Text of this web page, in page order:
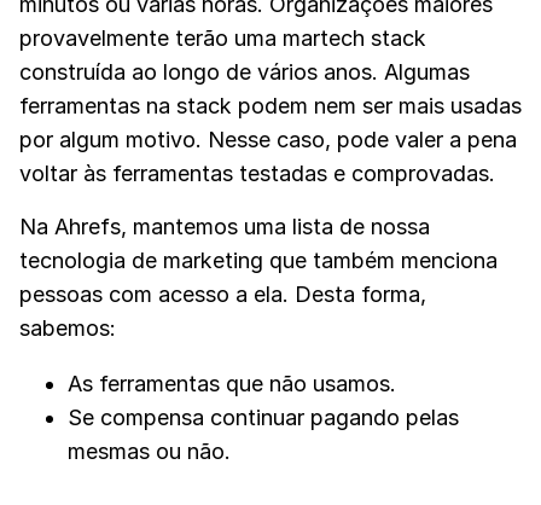
provavelmente terão uma martech stack
construída ao longo de vários anos. Algumas
ferramentas na stack podem nem ser mais usadas
por algum motivo. Nesse caso, pode valer a pena
voltar às ferramentas testadas e comprovadas.
Na Ahrefs, mantemos uma lista de nossa
tecnologia de marketing que também menciona
pessoas com acesso a ela. Desta forma,
sabemos:
As ferramentas que não usamos.
Se compensa continuar pagando pelas
mesmas ou não.